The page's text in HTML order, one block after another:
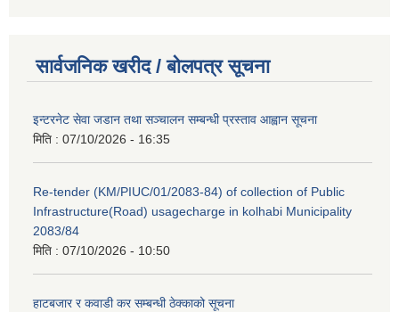
सार्वजनिक खरीद / बोलपत्र सूचना
इन्टरनेट सेवा जडान तथा सञ्चालन सम्बन्धी प्रस्ताव आह्वान सूचना
मिति : 07/10/2026 - 16:35
Re-tender (KM/PIUC/01/2083-84) of collection of Public
Infrastructure(Road) usagecharge in kolhabi Municipality
2083/84
मिति : 07/10/2026 - 10:50
हाटबजार र कवाडी कर सम्बन्धी ठेक्काको सूचना